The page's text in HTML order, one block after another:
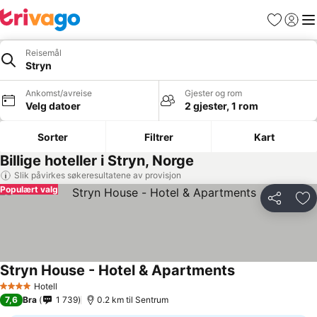
Favoritter
Logg
Reisemål
Stryn
Ankomst/avreise
Velg datoer
Gjester og rom
2 gjester, 1 rom
Sorter Filtrer Kart
Billige hoteller i Stryn, Norge
Slik påvirkes søkeresultatene av provisjon
Del
Populært valg
4 StjernerHotell
Stryn House - Hotel & ApartmentsSe priser
7,6 Bra 1 739 0.2 km til Sentrum